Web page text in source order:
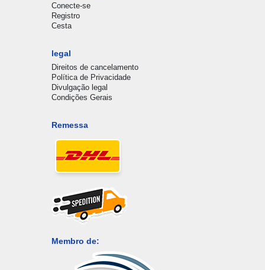
Conecte-se
Registro
Cesta
legal
Direitos de cancelamento
Política de Privacidade
Divulgação legal
Condições Gerais
Remessa
Membro de: